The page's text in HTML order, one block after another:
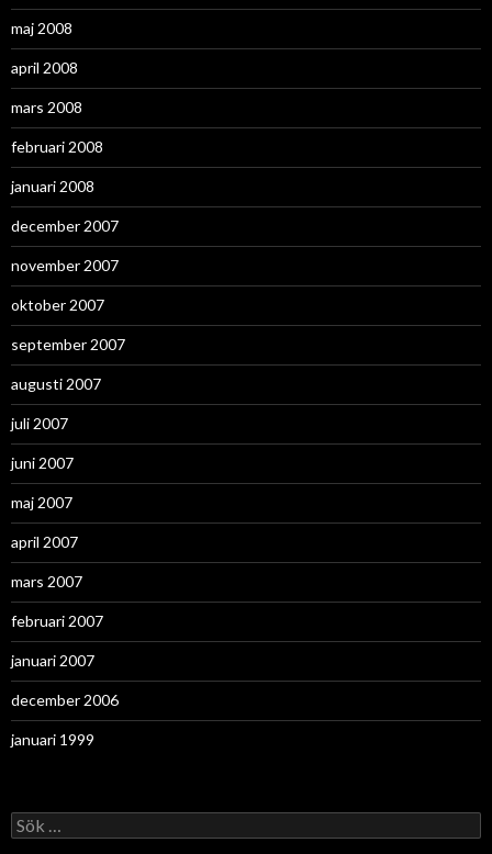
maj 2008
april 2008
mars 2008
februari 2008
januari 2008
december 2007
november 2007
oktober 2007
september 2007
augusti 2007
juli 2007
juni 2007
maj 2007
april 2007
mars 2007
februari 2007
januari 2007
december 2006
januari 1999
Sök
efter: